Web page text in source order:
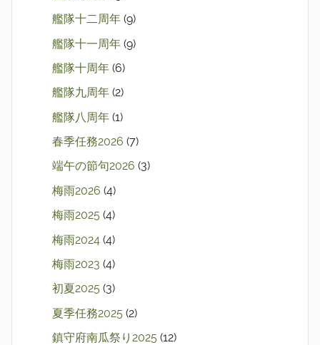
艦隊十二周年 (9)
艦隊十一周年 (9)
艦隊十周年 (6)
艦隊九周年 (2)
艦隊八周年 (1)
春季任務2026 (7)
端午の節句2026 (3)
梅雨2026 (4)
梅雨2025 (4)
梅雨2024 (4)
梅雨2023 (4)
初夏2025 (3)
夏季任務2025 (2)
鎮守府南瓜祭り2025 (12)